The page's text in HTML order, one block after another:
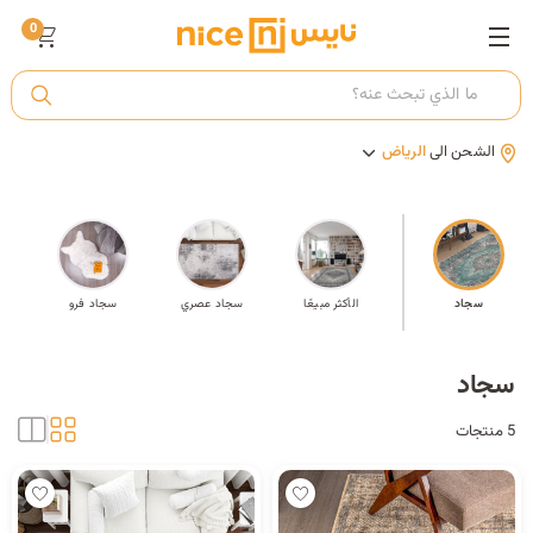
الشحن الىالرياض
0
سجاد الأكثر مبيعًا سجاد عصري سجاد فرو
سجاد
5 منتجات